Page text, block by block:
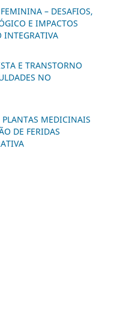
– DESAFIOS,
E IMPACTOS
INTEGRATIVA
E TRANSTORNO
NO
MEDICINAIS
DE FERIDAS